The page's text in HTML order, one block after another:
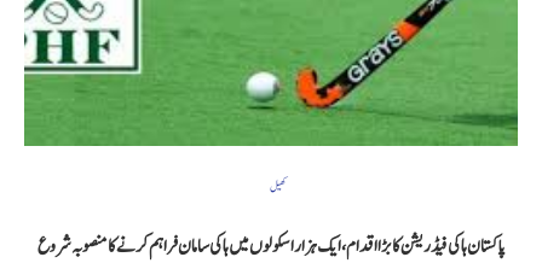
کھیل
پاکستان ہاکی فیڈریشن کا بڑا اقدام، ایک ہزار اسکولوں میں ہاکی سامان فراہم کرنے کا منصوبہ شروع